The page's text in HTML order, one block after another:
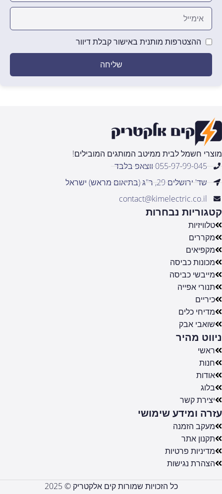
ההצטרפות מותנית באישור קבלת דיוור
שליחה
מוצרי חשמל לבית ממיטב המותגים המובילים!
055-97-99-045 ווצאפ בלבד
שד' ירושלים 29, ר"ג (בתיאום מראש) ישראל
contact@kimelectric.co.il
קטגוריות נבחרות
טלוויזיות
מקררים
מקפיאים
מכונות כביסה
מייבשי כביסה
תנורי אפייה
כיריים
מדיחי כלים
שואבי אבק
ניווט מהיר
ראשי
חנות
אודות
בלוג
יצירת קשר
עזרה ומידע שימושי
מעקב הזמנה
תקנון אתר
מדיניות פרטיות
הצהרת נגישות
כל הזכויות שמורות קים אלקטריק © 2025